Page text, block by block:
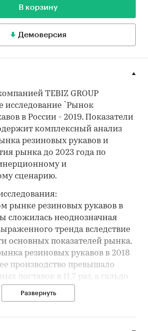
В корзину
Демоверсия
TEBIZ GROUP
исследование `Рынок
в России - 2019. Показатели
комплексный анализ
резиновых рукавов и
рынка до 2023 года по
и
сценарию.
рынке резиновых рукавов в
сложилась неоднозначная
тренда вследствие
основных показателей рынка.
резиновых рукавов в 2018
производство превышало
поставок в 11,7 раз, а сальдо
млн. м
Развернуть